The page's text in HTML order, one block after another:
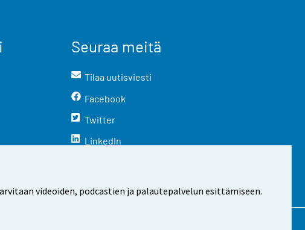
videoiden, podcastien ja palautepalvelun esittämiseen.
Seuraa meitä
Tilaa uutisviesti
Facebook
Twitter
LinkedIn